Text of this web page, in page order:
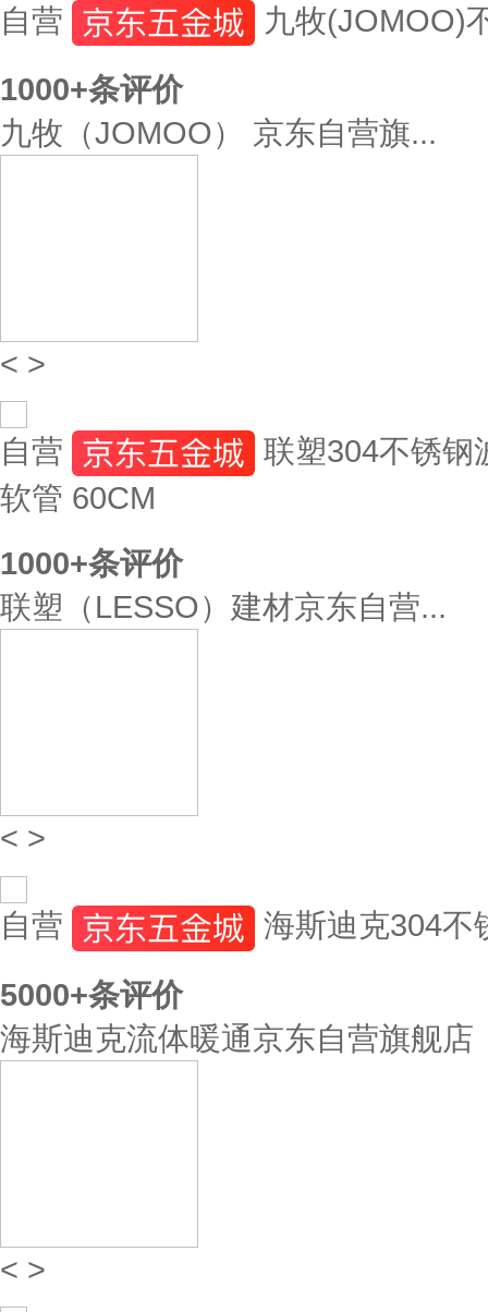
自营
九牧(JOMOO)
1000+条评价
九牧（JOMOO） 京东自营旗...
< >
自营
联塑304不锈钢
软管 60CM
1000+条评价
联塑（LESSO）建材京东自营...
< >
自营
海斯迪克304不
5000+条评价
海斯迪克流体暖通京东自营旗舰店
< >